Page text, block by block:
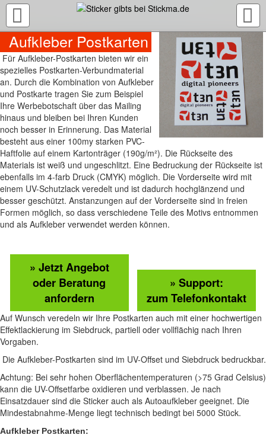
TOGGLE
NAVIGATION
Aufkleber Postkarten
Für Aufkleber-Postkarten bieten wir ein
spezielles Postkarten-Verbundmaterial
an. Durch die Kombination von Aufkleber
und Postkarte tragen Sie zum Beispiel
Ihre Werbebotschaft über das Mailing
hinaus und bleiben bei Ihren Kunden
noch besser in Erinnerung. Das Material
besteht aus einer 100my starken PVC-
Haftfolie auf einem Kartonträger (190g/m²). Die Rückseite des
Materials ist weiß und ungeschlitzt. Eine Bedruckung der Rückseite ist
ebenfalls im 4-farb Druck (CMYK) möglich. Die Vorderseite wird mit
einem UV-Schutzlack veredelt und ist dadurch hochglänzend und
besser geschützt. Anstanzungen auf der Vorderseite sind in freien
Formen möglich, so dass verschiedene Teile des Motivs entnommen
und als Aufkleber verwendet werden können.
» Jetzt Angebot
oder Beratung
anfordern
» Support:
zum Telefonkontakt
Auf Wunsch veredeln wir Ihre Postkarten auch mit einer hochwertigen
Effektlackierung im Siebdruck, partiell oder vollflächig nach Ihren
Vorgaben.
Die Aufkleber-Postkarten sind im UV-Offset und Siebdruck bedruckbar.
Achtung: Bei sehr hohen Oberflächentemperaturen (>75 Grad Celsius)
kann die UV-Offsetfarbe oxidieren und verblassen. Je nach
Einsatzdauer sind die Sticker auch als Autoaufkleber geeignet. Die
Mindestabnahme-Menge liegt technisch bedingt bei 5000 Stück.
Aufkleber Postkarten: